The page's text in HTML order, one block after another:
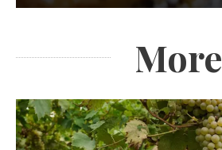
More